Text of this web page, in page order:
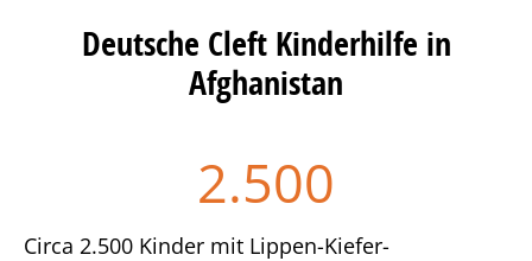
Deutsche Cleft Kinderhilfe in
Afghanistan
2.500
Circa 2.500 Kinder mit Lippen-Kiefer-